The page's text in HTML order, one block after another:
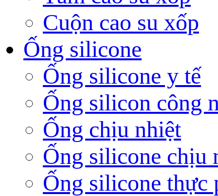
Cuộn cao su xốp
Ống silicone
Ống silicone y tế
Ống silicon công
Ống chịu nhiệt
Ống silicone chịu
Ống silicone thực